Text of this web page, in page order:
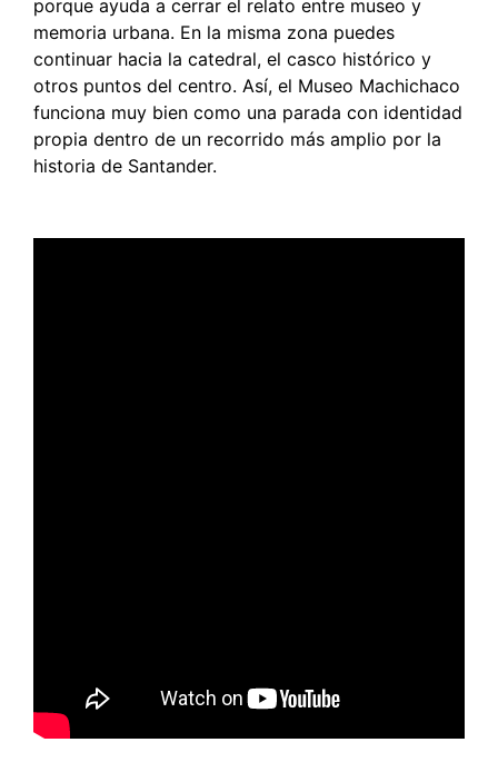
porque ayuda a cerrar el relato entre museo y
memoria urbana. En la misma zona puedes
continuar hacia la catedral, el casco histórico y
otros puntos del centro. Así, el Museo Machichaco
funciona muy bien como una parada con identidad
propia dentro de un recorrido más amplio por la
historia de Santander.